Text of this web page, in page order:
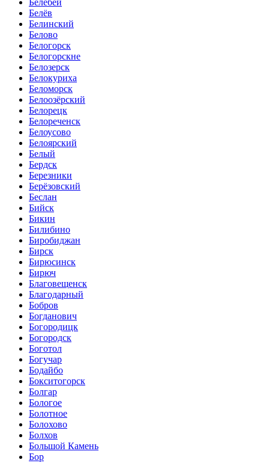
Белёв
Белинский
Белово
Белогорск
Белогорскне
Белозерск
Белокуриха
Беломорск
Белоозёрский
Белорецк
Белореченск
Белоусово
Белоярский
Белый
Бердск
Березники
Берёзовский
Беслан
Бийск
Бикин
Билибино
Биробиджан
Бирск
Бирюсинск
Бирюч
Благовещенск
Благодарный
Бобров
Богданович
Богородицк
Богородск
Боготол
Богучар
Бодайбо
Бокситогорск
Болгар
Бологое
Болотное
Болохово
Болхов
Большой Камень
Бор